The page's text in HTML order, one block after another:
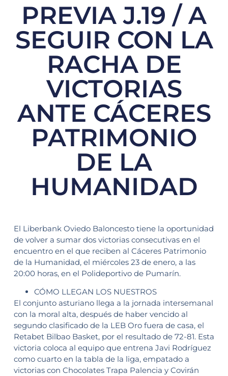
PREVIA J.19 / A
SEGUIR CON LA
RACHA DE
VICTORIAS
ANTE CÁCERES
PATRIMONIO
DE LA
HUMANIDAD
El Liberbank Oviedo Baloncesto tiene la oportunidad
de volver a sumar dos victorias consecutivas en el
encuentro en el que reciben al Cáceres Patrimonio
de la Humanidad, el miércoles 23 de enero, a las
20:00 horas, en el Polideportivo de Pumarín.
CÓMO LLEGAN LOS NUESTROS
El conjunto asturiano llega a la jornada intersemanal
con la moral alta, después de haber vencido al
segundo clasificado de la LEB Oro fuera de casa, el
Retabet Bilbao Basket, por el resultado de 72-81. Esta
victoria coloca al equipo que entrena Javi Rodríguez
como cuarto en la tabla de la liga, empatado a
victorias con Chocolates Trapa Palencia y Covirán